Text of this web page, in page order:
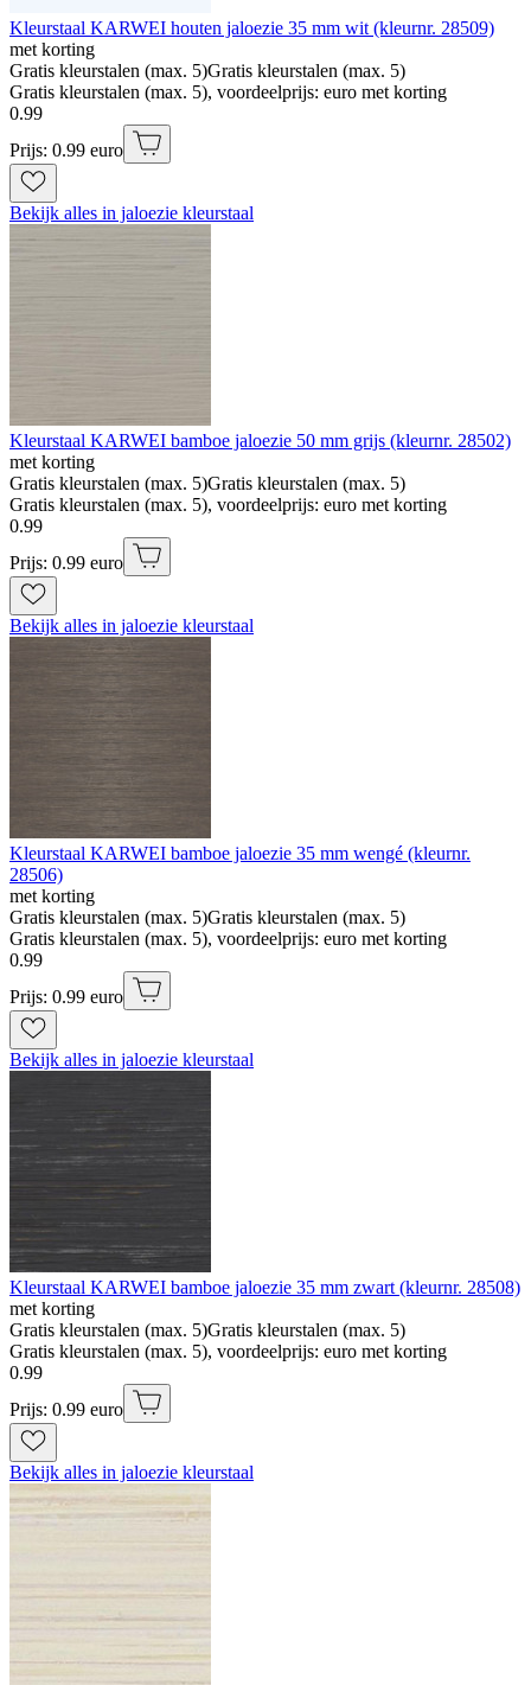
Kleurstaal KARWEI houten jaloezie 35 mm wit (kleurnr. 28509)
met korting
Gratis kleurstalen (max. 5)Gratis kleurstalen (max. 5)
Gratis kleurstalen (max. 5), voordeelprijs: euro met korting
0.99
Prijs: 0.99 euro
Bekijk alles in jaloezie kleurstaal
Kleurstaal KARWEI bamboe jaloezie 50 mm grijs (kleurnr. 28502)
met korting
Gratis kleurstalen (max. 5)Gratis kleurstalen (max. 5)
Gratis kleurstalen (max. 5), voordeelprijs: euro met korting
0.99
Prijs: 0.99 euro
Bekijk alles in jaloezie kleurstaal
Kleurstaal KARWEI bamboe jaloezie 35 mm wengé (kleurnr.
28506)
met korting
Gratis kleurstalen (max. 5)Gratis kleurstalen (max. 5)
Gratis kleurstalen (max. 5), voordeelprijs: euro met korting
0.99
Prijs: 0.99 euro
Bekijk alles in jaloezie kleurstaal
Kleurstaal KARWEI bamboe jaloezie 35 mm zwart (kleurnr. 28508)
met korting
Gratis kleurstalen (max. 5)Gratis kleurstalen (max. 5)
Gratis kleurstalen (max. 5), voordeelprijs: euro met korting
0.99
Prijs: 0.99 euro
Bekijk alles in jaloezie kleurstaal